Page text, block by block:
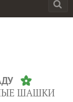
ШАШКИ